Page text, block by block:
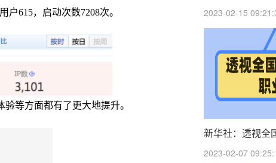
户615，启动次数7208次。
等方面都有了更大地提升。
2023-02-15
新华社：透视全
2023-02-07